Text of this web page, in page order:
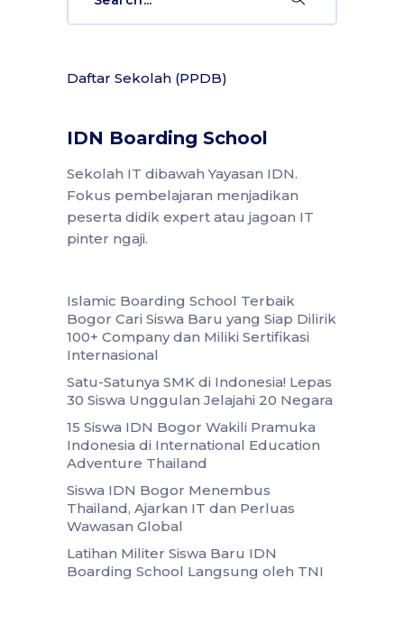
Daftar Sekolah (PPDB)
IDN Boarding School
Sekolah IT dibawah Yayasan IDN.
Fokus pembelajaran menjadikan
peserta didik expert atau jagoan IT
pinter ngaji.
Islamic Boarding School Terbaik
Bogor Cari Siswa Baru yang Siap Dilirik
100+ Company dan Miliki Sertifikasi
Internasional
Satu-Satunya SMK di Indonesia! Lepas
30 Siswa Unggulan Jelajahi 20 Negara
15 Siswa IDN Bogor Wakili Pramuka
Indonesia di International Education
Adventure Thailand
Siswa IDN Bogor Menembus
Thailand, Ajarkan IT dan Perluas
Wawasan Global
Latihan Militer Siswa Baru IDN
Boarding School Langsung oleh TNI